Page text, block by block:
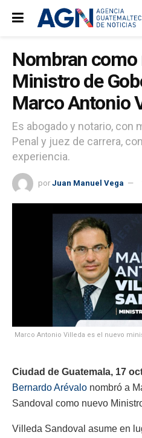
Nombran como
Ministro de
Marco Antonio
Es abogado y notario, con
Penal y juez de carrera,
experiencia.
por Juan Manuel Vega
Marco Antonio Villeda es el nuevo
Ciudad de Guatemala, 17
Bernardo Arévalo nombró a
Sandoval como nuevo
Villeda Sandoval asume en